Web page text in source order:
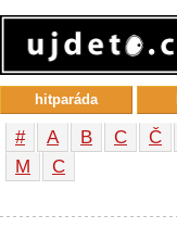
# A B C Č
М
С
hitparáda